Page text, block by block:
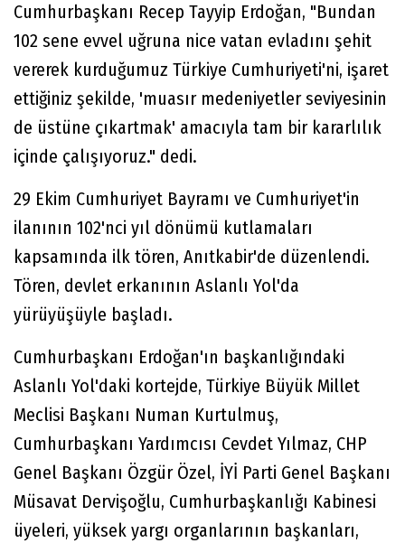
Cumhurbaşkanı Recep Tayyip Erdoğan, "Bundan
102 sene evvel uğruna nice vatan evladını şehit
vererek kurduğumuz Türkiye Cumhuriyeti'ni, işaret
ettiğiniz şekilde, 'muasır medeniyetler seviyesinin
de üstüne çıkartmak' amacıyla tam bir kararlılık
içinde çalışıyoruz." dedi.
29 Ekim Cumhuriyet Bayramı ve Cumhuriyet'in
ilanının 102'nci yıl dönümü kutlamaları
kapsamında ilk tören, Anıtkabir'de düzenlendi.
Tören, devlet erkanının Aslanlı Yol'da
yürüyüşüyle başladı.
Cumhurbaşkanı Erdoğan'ın başkanlığındaki
Aslanlı Yol'daki kortejde, Türkiye Büyük Millet
Meclisi Başkanı Numan Kurtulmuş,
Cumhurbaşkanı Yardımcısı Cevdet Yılmaz, CHP
Genel Başkanı Özgür Özel, İYİ Parti Genel Başkanı
Müsavat Dervişoğlu, Cumhurbaşkanlığı Kabinesi
üyeleri, yüksek yargı organlarının başkanları,